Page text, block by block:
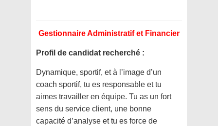
Gestionnaire Administratif et Financier
Profil de candidat recherché :
Dynamique, sportif, et à l’image d’un
coach sportif, tu es responsable et tu
aimes travailler en équipe. Tu as un fort
sens du service client, une bonne
capacité d’analyse et tu es force de